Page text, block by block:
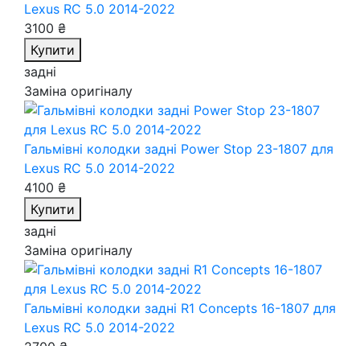
Lexus RC 5.0 2014-2022
3100 ₴
Купити
задні
Заміна оригіналу
Гальмівні колодки задні Power Stop 23-1807 для
Lexus RC 5.0 2014-2022
4100 ₴
Купити
задні
Заміна оригіналу
Гальмівні колодки задні R1 Concepts 16-1807 для
Lexus RC 5.0 2014-2022